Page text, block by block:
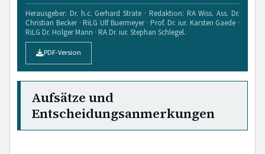
Herausgeber: Dr. h.c. Gerhard Strate · Redaktion: RA Wiss. Ass. Dr.
Christian Becker · RiLG Ulf Buermeyer · Prof. Dr. iur. Karsten Gaede ·
RiLG Dr. Holger Mann · RA Dr. iur. Stephan Schlegel.
PDF-Version
Aufsätze und
Entscheidungsanmerkungen